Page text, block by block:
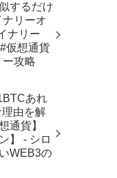
するだけ
リーオ
ナリー
仮想通貨
ー攻略
あれ
由を解
通貨】
】 - シロ
WEB3の